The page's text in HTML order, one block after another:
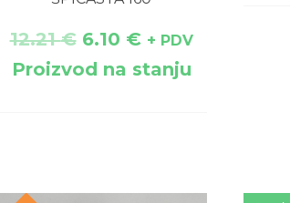
12.21€ 6.10 € + PDV
Proizvod na stanju